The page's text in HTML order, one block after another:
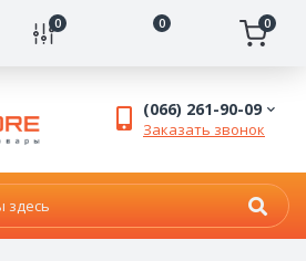
0 0 0
(066) 261-90-09
Заказать звонок